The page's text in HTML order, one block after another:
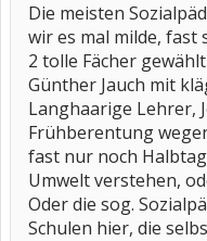
Die meisten
wir es mal milde, fast
2 tolle Fächer
Günther Jauch mit
Langhaarige Lehrer,
Frühberentung
fast nur noch
Umwelt verstehen,
Oder die sog.
Schulen hier, die